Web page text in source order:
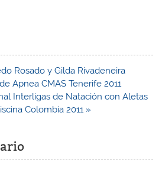
Rosado y Gilda Rivadeneira
Apnea CMAS Tenerife 2011
Interligas de Natación con Aletas
Colombia 2011 »